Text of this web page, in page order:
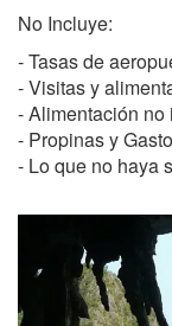
No Incluye:
- Tasas de
- Visitas y
- Alimentación
- Propinas y
- Lo que no haya